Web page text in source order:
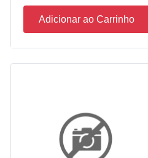
Adicionar ao Carrinho